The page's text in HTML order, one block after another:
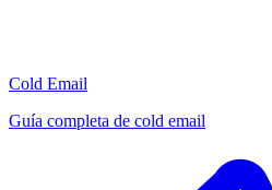
Cold Email
Guía completa de cold email